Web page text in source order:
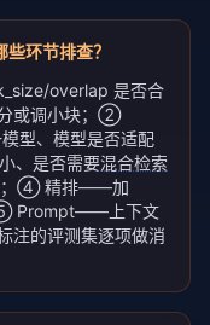
环节排查？
overlap 是否合
分或调小块；②
型、模型是否适配
、是否需要混合检索
；④ 精排——加
⑤ Prompt——上下文
注的评测集逐项做消